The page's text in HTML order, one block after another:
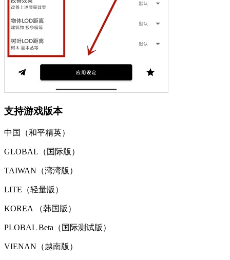
支持游戏版本
中国（和平精英）
GLOBAL（国际版）
TAIWAN（湾湾版）
LITE（轻量版）
KOREA （韩国版）
PLOBAL Beta（国际测试版）
VIENAN（越南版）